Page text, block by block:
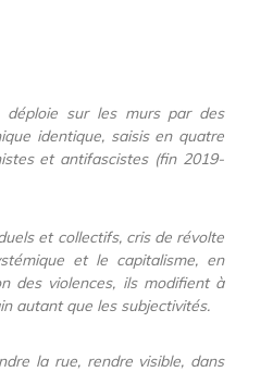
déploie sur les murs par des
identique, saisis en quatre
et antifascistes (fin 2019-
et collectifs, cris de révolte
et le capitalisme, en
des violences, ils modifient à
autant que les subjectivités.
la rue, rendre visible, dans